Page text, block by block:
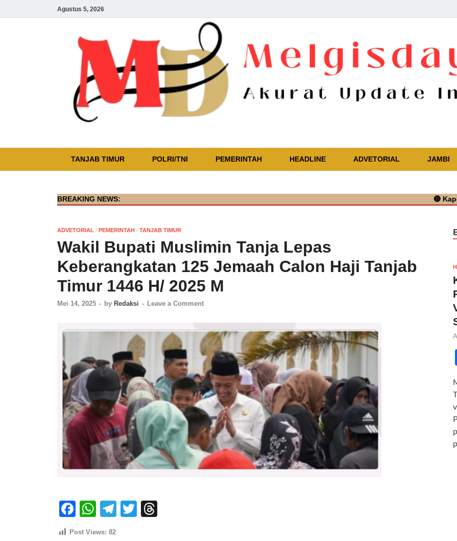
Agustus 5, 2026
Akurat Update Independent
TANJAB TIMUR POLRI/TNI PEMERINTAH HEADLINE ADVETORIAL JAMBI
BREAKING NEWS: Kapolres
ADVETORIAL / PEMERINTAH / TANJAB TIMUR
Wakil Bupati Muslimin Tanja Lepas
Keberangkatan 125 Jemaah Calon Haji Tanjab
Timur 1446 H/ 2025 M
Mei 14, 2025 - by Redaksi - Leave a Comment
F
ac
W T
T
Post Views: 82